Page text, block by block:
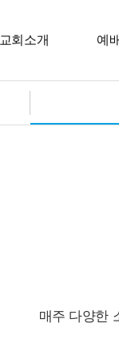
교회소개 예
매주 다양한